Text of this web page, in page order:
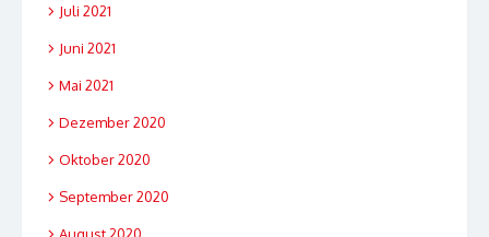
Juli 2021
Juni 2021
Mai 2021
Dezember 2020
Oktober 2020
September 2020
August 2020